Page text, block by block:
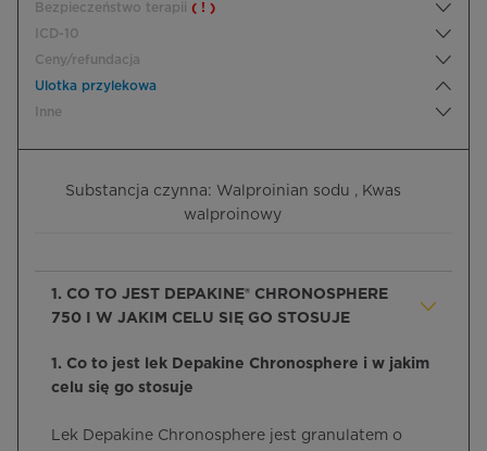
Bezpieczeństwo terapii ( ! )
ICD-10
Ceny/refundacja
Ulotka przylekowa
Inne
Substancja czynna: Walproinian sodu , Kwas
walproinowy
1. CO TO JEST DEPAKINE® CHRONOSPHERE
750 I W JAKIM CELU SIĘ GO STOSUJE
1. Co to jest lek Depakine Chronosphere i w jakim
celu się go stosuje
Lek Depakine Chronosphere jest granulatem o